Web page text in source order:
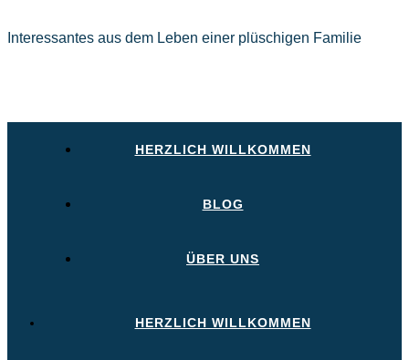
Interessantes aus dem Leben einer plüschigen Familie
HERZLICH WILLKOMMEN
BLOG
ÜBER UNS
HERZLICH WILLKOMMEN